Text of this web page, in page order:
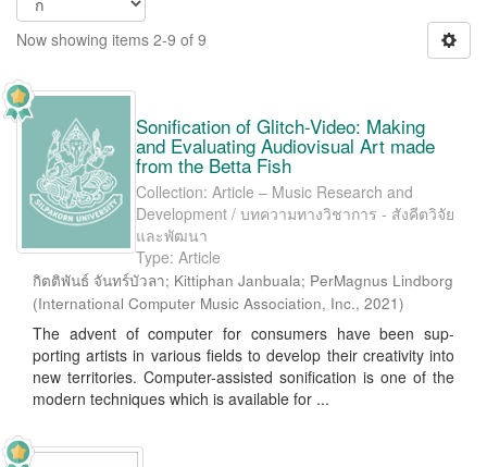
Now showing items 2-9 of 9
Sonification of Glitch-Video: Making
and Evaluating Audiovisual Art made
from the Betta Fish
Collection: Article – Music Research and
Development / บทความทางวิชาการ - สังคีตวิจัย
และพัฒนา
Type: Article
กิตติพันธ์ จันทร์บัวลา; Kittiphan Janbuala; PerMagnus Lindborg
(International Computer Music Association, Inc., 2021)
The advent of computer for consumers have been sup-
porting artists in various fields to develop their creativity into
new territories. Computer-assisted sonification is one of the
modern techniques which is available for ...